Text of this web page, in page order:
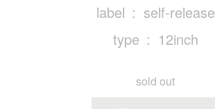
label
self-release
type
12inch
sold out